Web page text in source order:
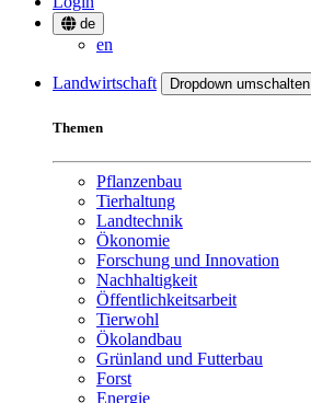
de
en
Landwirtschaft Dropdown umschalten
Themen
Pflanzenbau
Tierhaltung
Landtechnik
Ökonomie
Forschung und Innovation
Nachhaltigkeit
Öffentlichkeitsarbeit
Tierwohl
Ökolandbau
Grünland und Futterbau
Forst
Energie